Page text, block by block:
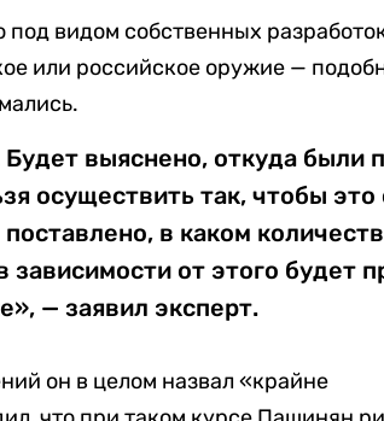
под видом собственных
или российское оружие —
выяснено, откуда были
осуществить так, чтобы это
в каком
зависимости от этого будет
— заявил эксперт.
он в целом назвал «крайне